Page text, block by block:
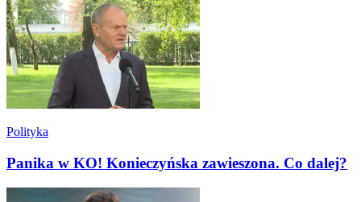
Polityka
Panika w KO! Konieczyńska zawieszona. Co dalej?